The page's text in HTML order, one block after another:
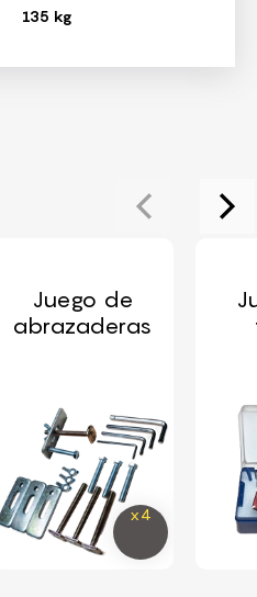
135 kg
Juego de
abrazaderas